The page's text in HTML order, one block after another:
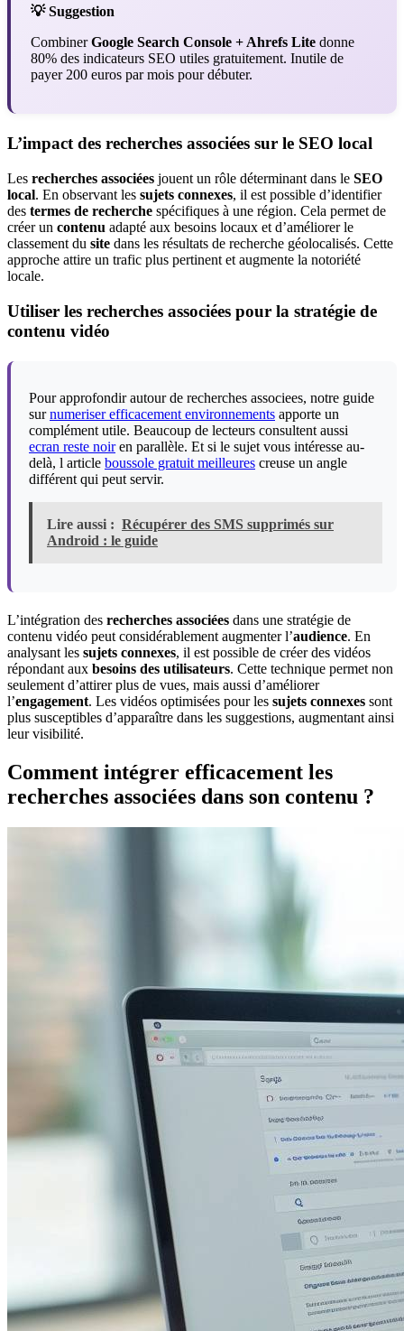
💡 Suggestion
CombinerGoogle Search Console + Ahrefs Lite donne
80% des indicateurs SEO utiles gratuitement. Inutile de
payer 200 euros par mois pour débuter.
L’impact des recherches associées sur le SEO local
Les recherches associées jouent un rôle déterminant dans le SEO
local. En observant les sujets connexes, il est possible d’identifier
des termes de recherche spécifiques à une région. Cela permet de
créer un contenu adapté aux besoins locaux et d’améliorer le
classement du site dans les résultats de recherche géolocalisés. Cette
approche attire un trafic plus pertinent et augmente la notoriété
locale.
Utiliser les recherches associées pour la stratégie de
contenu vidéo
Pour approfondir autour de recherches associees, notre guide
surnumeriser efficacement environnements apporte un
complément utile. Beaucoup de lecteurs consultent aussi
ecran reste noiren parallèle. Et si le sujet vous intéresse au-
delà, l article boussole gratuit meilleures creuse un angle
différent qui peut servir.
Lire aussi : Récupérer des SMS supprimés sur
Android : le guide
L’intégration des recherches associées dans une stratégie de
contenu vidéo peut considérablement augmenter l’audience. En
analysant les sujets connexes, il est possible de créer des vidéos
répondant aux besoins des utilisateurs. Cette technique permet non
seulement d’attirer plus de vues, mais aussi d’améliorer
l’engagement. Les vidéos optimisées pour les sujets connexes sont
plus susceptibles d’apparaître dans les suggestions, augmentant ainsi
leur visibilité.
Comment intégrer efficacement les
recherches associées dans son contenu ?